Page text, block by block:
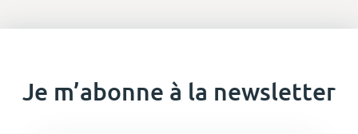
Je m’abonne à la newsletter